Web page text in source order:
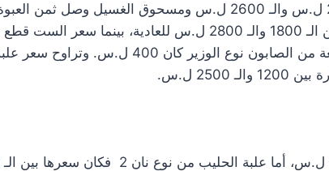
سعر سائل الجلي من النوع العادي بين الـ 2200 ل.س والـ 2600 ل.س ومسحوق الغسيل وصل ثمن
3500 و4500 ل.س للغسالات الأتوماتيكية، وبين الـ 1800 والـ 2800 ل.س للعادية، بينما سعر
الصابون من نوع مدار كان 4400 ل.س، والقطعة من الصابون نوع الوزير كان